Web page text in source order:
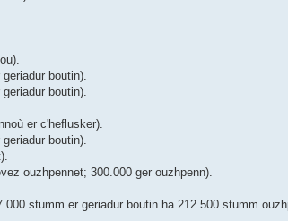
boutin).
boutin).
er c'heflusker).
boutin).
ouzhpennet; 300.000 ger ouzhpenn).
stumm er geriadur boutin ha 212.500 stumm